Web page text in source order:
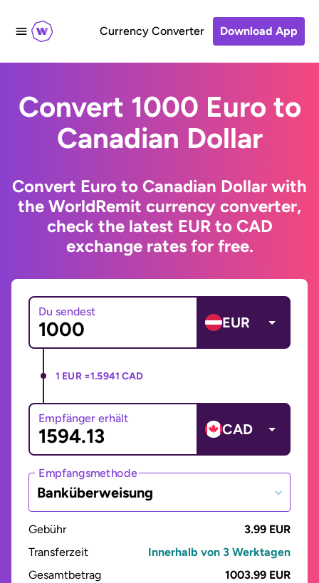
Currency Converter Download App
Convert 1000 Euro to
Canadian Dollar
Convert Euro to Canadian Dollar with
the WorldRemit currency converter,
check the latest EUR to CAD
exchange rates for free.
Du sendest
EUR
1 EUR =1.5941 CAD
Empfänger erhält
CAD
Empfangsmethode
Banküberweisung
Gebühr
3.99 EUR
Transferzeit
Innerhalb von 3 Werktagen
Gesamtbetrag
1003.99 EUR